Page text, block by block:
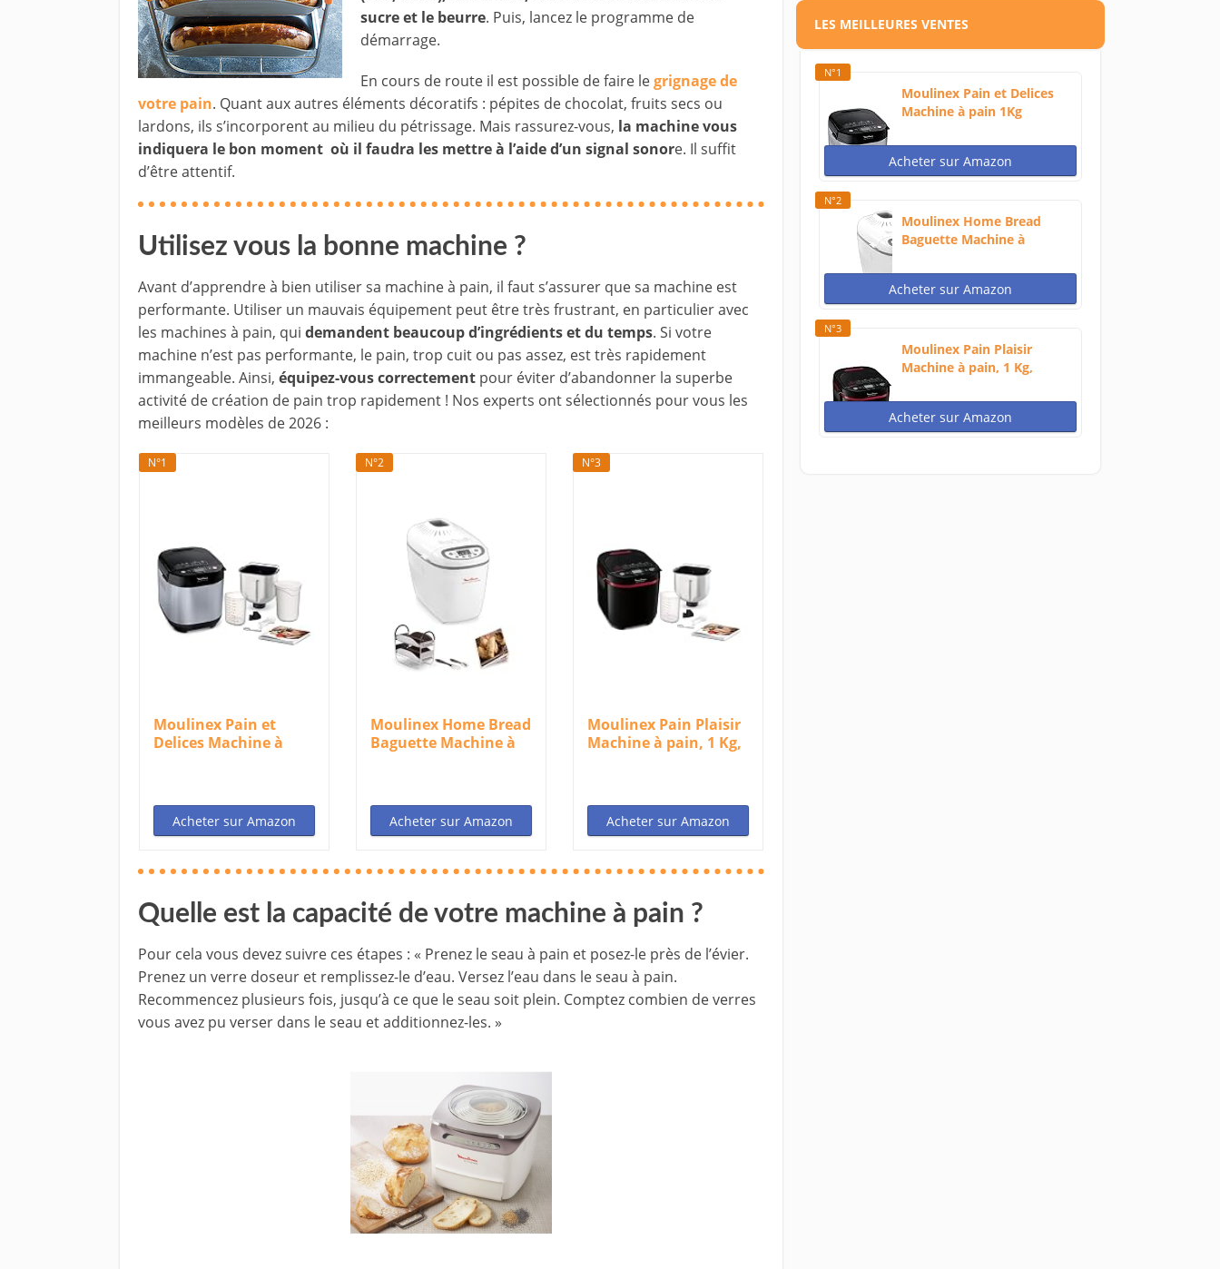
sucre et le beurre. Puis, lancez le programme de
démarrage.
En cours de route il est possible de faire legrignage de
votre pain. Quant aux autres éléments décoratifs : pépites de chocolat, fruits secs ou
lardons, ils s’incorporent au milieu du pétrissage. Mais rassurez-vous, la machine vous
indiquera le bon moment où il faudra les mettre à l’aide d’un signal sonore. Il suffit
d’être attentif.
Utilisez vous la bonne machine ?
Avant d’apprendre à bien utiliser sa machine à pain, il faut s’assurer que sa machine est
performante. Utiliser un mauvais équipement peut être très frustrant, en particulier avec
les machines à pain, qui demandent beaucoup d’ingrédients et du temps. Si votre
machine n’est pas performante, le pain, trop cuit ou pas assez, est très rapidement
immangeable. Ainsi, équipez-vous correctement pour éviter d’abandonner la superbe
activité de création de pain trop rapidement ! Nos experts ont sélectionnés pour vous les
meilleurs modèles de 2026 :
N°1
Moulinex Pain et
Delices Machine à
Acheter sur Amazon
N°2
Moulinex Home Bread
Baguette Machine à
Acheter sur Amazon
N°3
Moulinex Pain Plaisir
Machine à pain, 1 Kg,
Acheter sur Amazon
Quelle est la capacité de votre machine à pain ?
Pour cela vous devez suivre ces étapes : « Prenez le seau à pain et posez-le près de l’évier.
Prenez un verre doseur et remplissez-le d’eau. Versez l’eau dans le seau à pain.
Recommencez plusieurs fois, jusqu’à ce que le seau soit plein. Comptez combien de verres
vous avez pu verser dans le seau et additionnez-les. »
LES MEILLEURES VENTES
N°1
Moulinex Pain et Delices
Machine à pain 1Kg
Acheter sur Amazon
N°2
Moulinex Home Bread
Baguette Machine à
Acheter sur Amazon
N°3
Moulinex Pain Plaisir
Machine à pain, 1 Kg,
Acheter sur Amazon